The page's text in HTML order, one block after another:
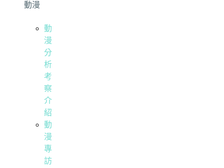
動漫
動
漫
分
析
考
察
介
紹
動
漫
專
訪